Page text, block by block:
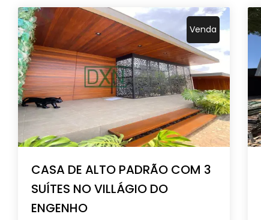
Venda
CASA DE ALTO PADRÃO COM 3
SUÍTES NO VILLÁGIO DO
ENGENHO